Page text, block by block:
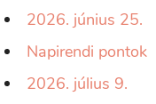
2026. június 25.
Napirendi pontok
2026. július 9.